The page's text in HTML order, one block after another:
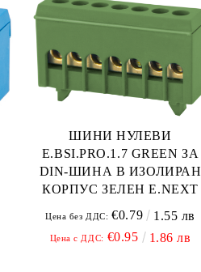
ШИНИ НУЛЕВИ
E.BSI.PRO.1.7 GREEN ЗА
DIN-ШИНА В ИЗОЛИРАН
КОРПУС ЗЕЛЕН E.NEXT
Цена без ДДС: €0.79 1.55 лв
Цена с ДДС: €0.95 1.86 лв